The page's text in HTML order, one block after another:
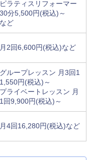
ピラティスリフォーマー
30分5,500円(税込)～
など
月2回6,600円(税込)など
グループレッスン 月3回1
1,550円(税込)～
プライベートレッスン 月
1回9,900円(税込)～
月4回16,280円(税込)など